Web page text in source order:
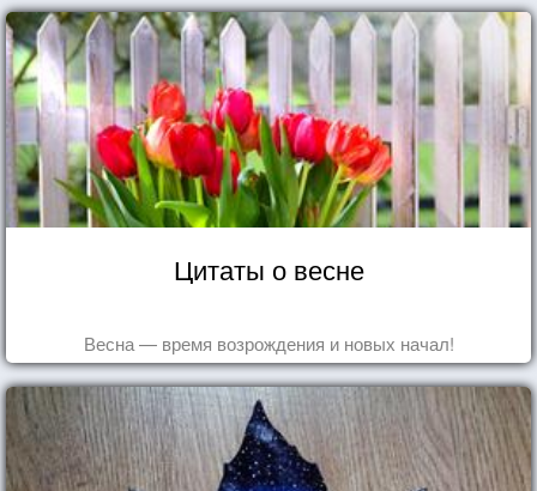
Цитаты о весне
Весна — время возрождения и новых начал!